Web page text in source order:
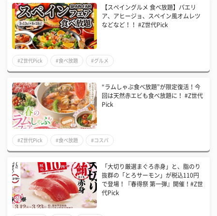
【スペイングルメ 食べ放題】パエリ
ア、アヒージョ、スペイン風オムレツ
などなど！！ #Z世代Pick
#Z世代Pick #食べ放題 #グルメ
“ラムしゃぶ食べ放題”が限定復活！今
回は天然赤エビも食べ放題に！ #Z世代
Pick
#Z世代Pick #食べ放題 #コスパ
「大切り厳選まぐろ赤身」と、脂のり
抜群の「とろサーモン」が税込110円
で登場！『春得祭 第一弾』開催！#Z世
代Pick